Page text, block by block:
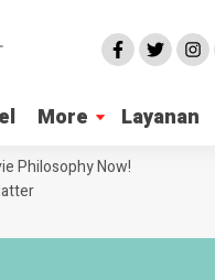
More Layanan
Philosophy Now!